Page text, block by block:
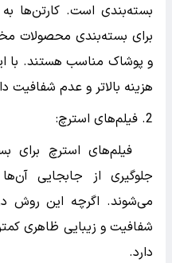
بسته‌بندی است. کارتن‌ها
برای بسته‌بندی محصولات
و پوشاک مناسب هستند. با
هزینه بالاتر و عدم شفافیت
2. فیلم‌های استرچ:
فیلم‌های استرچ برای
جلوگیری از جابجایی
می‌شوند. اگرچه این روش
شفافیت و زیبایی ظاهری
دارد.